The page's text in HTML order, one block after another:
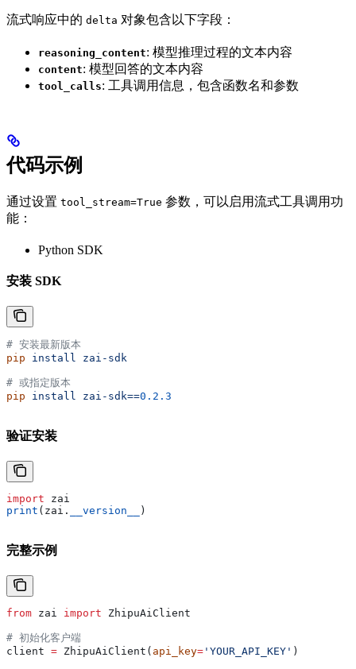
流式响应中的 delta 对象包含以下字段：
reasoning_content: 模型推理过程的文本内容
content: 模型回答的文本内容
tool_calls: 工具调用信息，包含函数名和参数
代码示例
通过设置 tool_stream=True 参数，可以启用流式工具调用功
能：
Python SDK
安装 SDK
# 安装最新版本
pip install zai-sdk
# 或指定版本
pip install zai-sdk==0.2.3
验证安装
import zai
print (zai. __version__ )
完整示例
from zai import ZhipuAiClient
# 初始化客户端
client = ZhipuAiClient( api_key= 'YOUR_API_KEY' )